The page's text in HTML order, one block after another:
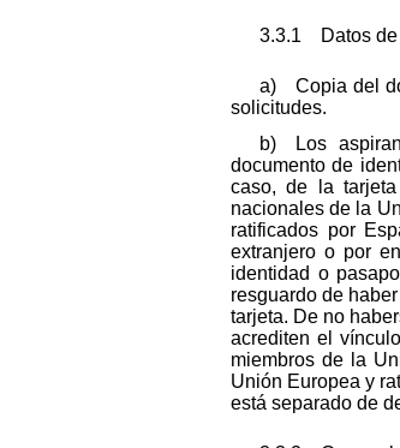
3.3.1 Datos de
a) Copia del
solicitudes.
b) Los
documento de
caso, de la
nacionales de la
ratificados por
extranjero o por
identidad o
resguardo de
tarjeta. De no
acrediten el
miembros de la
Unión Europea y
está separado de